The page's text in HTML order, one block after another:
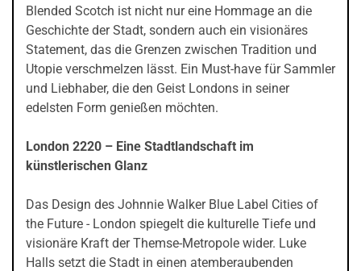
Blended Scotch ist nicht nur eine Hommage an die
Geschichte der Stadt, sondern auch ein visionäres
Statement, das die Grenzen zwischen Tradition und
Utopie verschmelzen lässt. Ein Must-have für Sammler
und Liebhaber, die den Geist Londons in seiner
edelsten Form genießen möchten.
London 2220 – Eine Stadtlandschaft im
künstlerischen Glanz
Das Design des Johnnie Walker Blue Label Cities of
the Future - London spiegelt die kulturelle Tiefe und
visionäre Kraft der Themse-Metropole wider. Luke
Halls setzt die Stadt in einen atemberaubenden